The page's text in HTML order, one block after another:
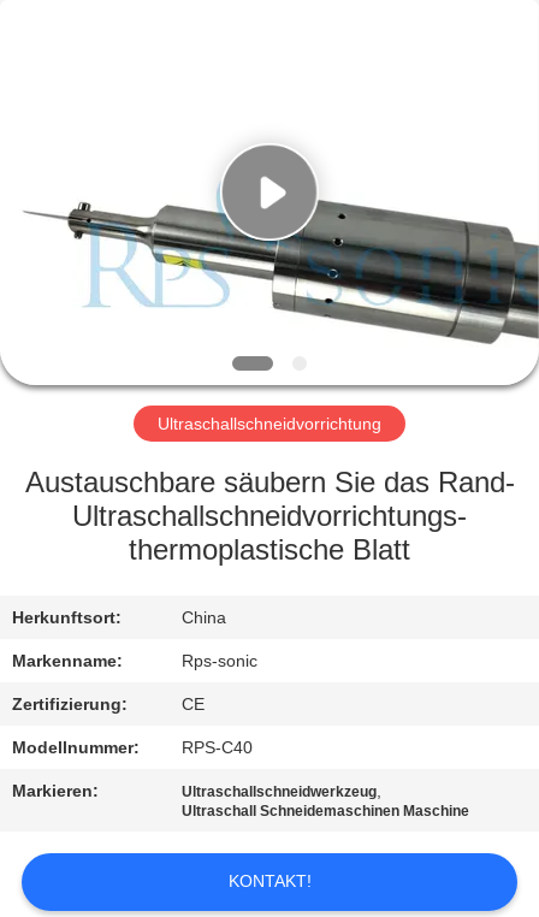
PRODUKTE
FABRIK-
AUSFLUG
QUALITÄTSKONTROLLE
SIE
MIT
UNS
IN
VERBINDUNG
NACHRICHTEN
Ultraschallschneidvorrichtung
Austauschbare säubern Sie das Rand-
Ultraschallschneidvorrichtungs-
thermoplastische Blatt
Herkunftsort: China
Markenname: Rps-sonic
Zertifizierung: CE
Modellnummer: RPS-C40
Markieren: Ultraschallschneidwerkzeug,
Ultraschall Schneidemaschinen Maschine
KONTAKT!